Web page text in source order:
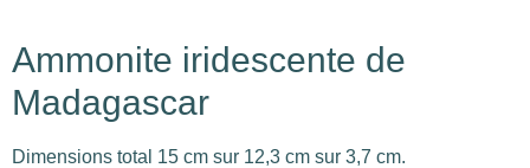
Ammonite iridescente de
Madagascar
Dimensions total 15 cm sur 12,3 cm sur 3,7 cm.